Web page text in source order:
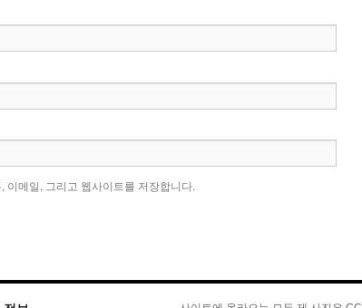
이메일, 그리고 웹사이트를 저장합니다.